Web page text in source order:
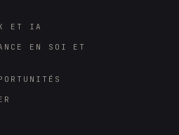
ET IA
EN SOI ET